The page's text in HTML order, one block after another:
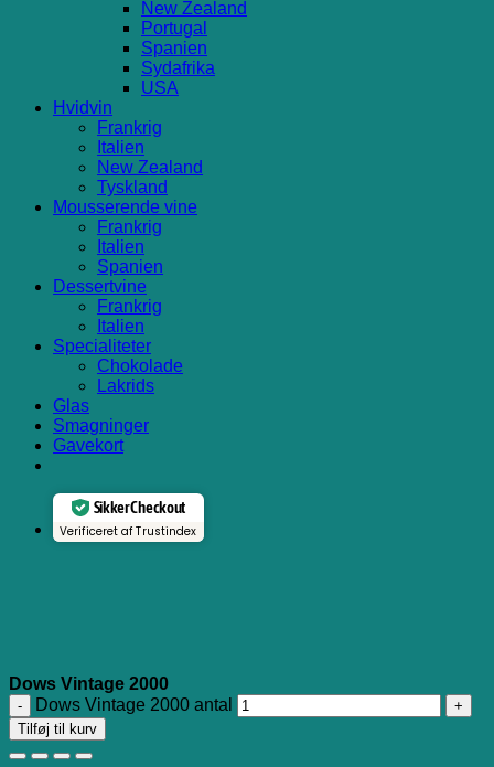
New Zealand
Portugal
Spanien
Sydafrika
USA
Hvidvin
Frankrig
Italien
New Zealand
Tyskland
Mousserende vine
Frankrig
Italien
Spanien
Dessertvine
Frankrig
Italien
Specialiteter
Chokolade
Lakrids
Glas
Smagninger
Gavekort
Sikker Checkout
Verificeret af Trustindex
Dows Vintage 2000
Dows Vintage 2000 antal
Tilføj til kurv